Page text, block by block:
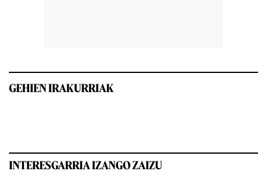
GEHIEN IRAKURRIAK
INTERESGARRIA IZANGO ZAIZU